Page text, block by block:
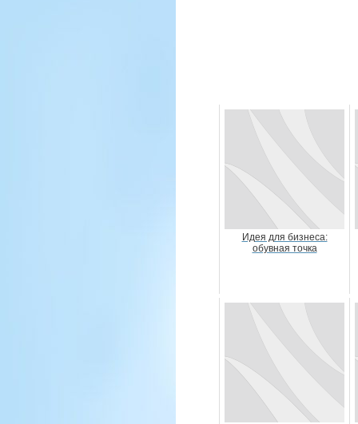
Идея для бизнеса:
обувная точка